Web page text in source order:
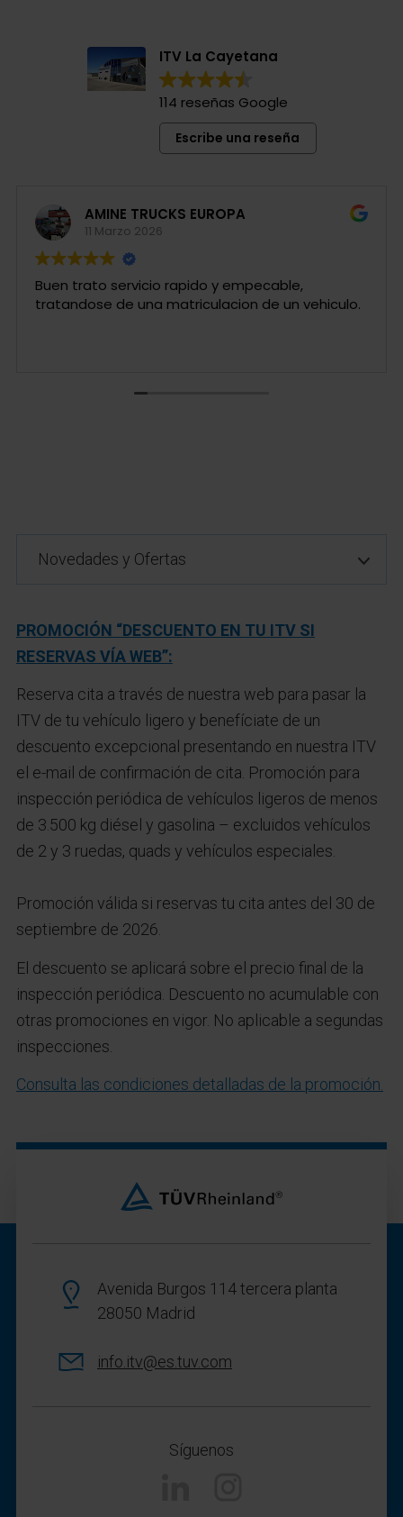
ITV La Cayetana
114 reseñas Google
Escribe una reseña
AMINE TRUCKS EUROPA
11 Marzo 2026
Buen trato servicio rapido y empecable,
tratandose de una matriculacion de un vehiculo.
Novedades y Ofertas
PROMOCIÓN “DESCUENTO EN TU ITV SI
RESERVAS VÍA WEB”:
Reserva cita a través de nuestra web para pasar la
ITV de tu vehículo ligero y benefíciate de un
descuento excepcional presentando en nuestra ITV
el e-mail de confirmación de cita. Promoción para
inspección periódica de vehículos ligeros de menos
de 3.500 kg diésel y gasolina – excluidos vehículos
de 2 y 3 ruedas, quads y vehículos especiales.
Promoción válida si reservas tu cita antes del 30 de
septiembre de 2026.
El descuento se aplicará sobre el precio final de la
inspección periódica. Descuento no acumulable con
otras promociones en vigor. No aplicable a segundas
inspecciones.
Consulta las condiciones detalladas de la promoción.
Avenida Burgos 114 tercera planta
28050 Madrid
info.itv@es.tuv.com
Síguenos